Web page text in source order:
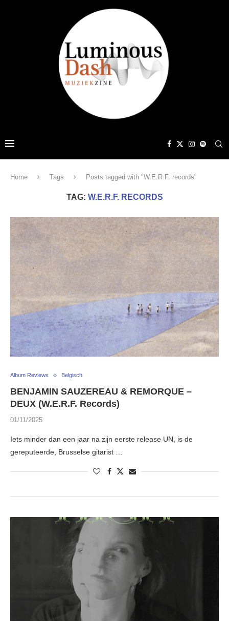
Home Tags Posts tagged with "W.E.R.F. records"
TAG: W.E.R.F. RECORDS
Album Reviews Belgisch
BENJAMIN SAUZEREAU & REMORQUE –
DEUX (W.E.R.F. Records)
01/11/2025
Iets minder dan een jaar na zijn eerste release UN, is de
gereputeerde, Brusselse gitarist …